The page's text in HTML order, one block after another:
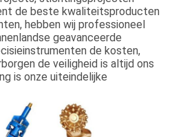
de beste kwaliteitsproducten
hebben wij professioneel
geavanceerde
de kosten,
de veiligheid is altijd ons
is onze uiteindelijke